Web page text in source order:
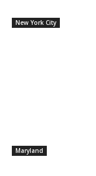
New York City
Maryland